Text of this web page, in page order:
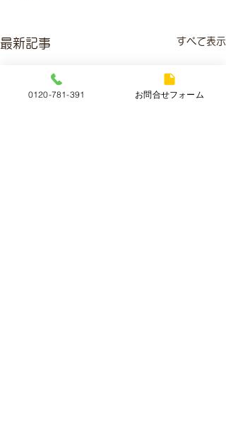
最新記事 すべて表示
0120-781-391 お問合せフォーム